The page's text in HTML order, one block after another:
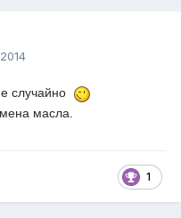
случайно
масла.
1